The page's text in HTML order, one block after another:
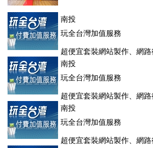
南投
玩全台灣加值服務
超便宜套裝網站製作、網路
登、訂房系統、客房委託旅行社銷售，全面
南投
玩全台灣加值服務
超便宜套裝網站製作、網路
登、訂房系統、客房委託旅行社銷售，全面
南投
玩全台灣加值服務
超便宜套裝網站製作、網路